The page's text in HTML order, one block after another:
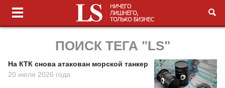
ПОИСК ТЕГА "LS"
На КТК снова атакован морской танкер
20 июля 2026 года